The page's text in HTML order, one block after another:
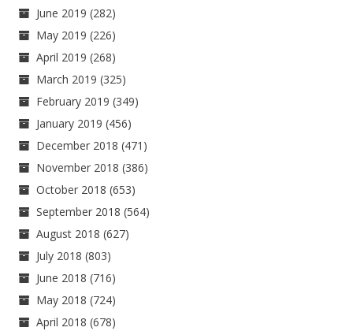
June 2019 (282)
May 2019 (226)
April 2019 (268)
March 2019 (325)
February 2019 (349)
January 2019 (456)
December 2018 (471)
November 2018 (386)
October 2018 (653)
September 2018 (564)
August 2018 (627)
July 2018 (803)
June 2018 (716)
May 2018 (724)
April 2018 (678)